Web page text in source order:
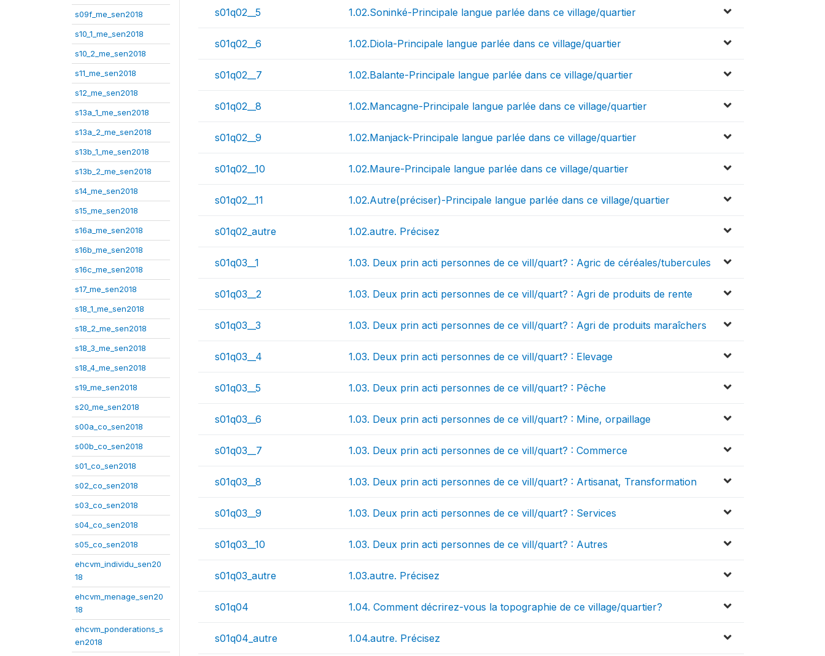
s09f_me_sen2018
s10_1_me_sen2018
s10_2_me_sen2018
s11_me_sen2018
s12_me_sen2018
s13a_1_me_sen2018
s13a_2_me_sen2018
s13b_1_me_sen2018
s13b_2_me_sen2018
s14_me_sen2018
s15_me_sen2018
s16a_me_sen2018
s16b_me_sen2018
s16c_me_sen2018
s17_me_sen2018
s18_1_me_sen2018
s18_2_me_sen2018
s18_3_me_sen2018
s18_4_me_sen2018
s19_me_sen2018
s20_me_sen2018
s00a_co_sen2018
s00b_co_sen2018
s01_co_sen2018
s02_co_sen2018
s03_co_sen2018
s04_co_sen2018
s05_co_sen2018
ehcvm_individu_sen20
18
ehcvm_menage_sen20
18
ehcvm_ponderations_s
en2018
s01q02__5 1.02.Soninké-Principale langue parlée dans ce village/quartier
s01q02__6 1.02.Diola-Principale langue parlée dans ce village/quartier
s01q02__7 1.02.Balante-Principale langue parlée dans ce village/quartier
s01q02__8 1.02.Mancagne-Principale langue parlée dans ce village/quartier
s01q02__9 1.02.Manjack-Principale langue parlée dans ce village/quartier
s01q02__10 1.02.Maure-Principale langue parlée dans ce village/quartier
s01q02__11 1.02.Autre(préciser)-Principale langue parlée dans ce village/quartier
s01q02_autre 1.02.autre. Précisez
s01q03__1 1.03. Deux prin acti personnes de ce vill/quart? : Agric de céréales/tubercules
s01q03__2 1.03. Deux prin acti personnes de ce vill/quart? : Agri de produits de rente
s01q03__3 1.03. Deux prin acti personnes de ce vill/quart? : Agri de produits maraîchers
s01q03__4 1.03. Deux prin acti personnes de ce vill/quart? : Elevage
s01q03__5 1.03. Deux prin acti personnes de ce vill/quart? : Pêche
s01q03__6 1.03. Deux prin acti personnes de ce vill/quart? : Mine, orpaillage
s01q03__7 1.03. Deux prin acti personnes de ce vill/quart? : Commerce
s01q03__8 1.03. Deux prin acti personnes de ce vill/quart? : Artisanat, Transformation
s01q03__9 1.03. Deux prin acti personnes de ce vill/quart? : Services
s01q03__10 1.03. Deux prin acti personnes de ce vill/quart? : Autres
s01q03_autre 1.03.autre. Précisez
s01q04 1.04. Comment décrirez-vous la topographie de ce village/quartier?
s01q04_autre 1.04.autre. Précisez